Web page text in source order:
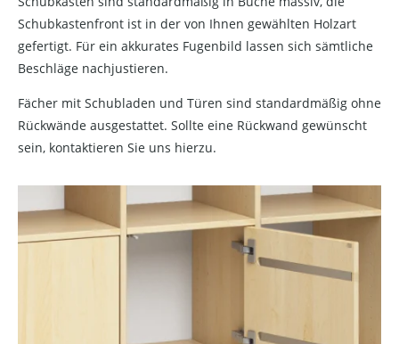
Schubkastenfront ist in der von Ihnen gewählten Holzart
gefertigt. Für ein akkurates Fugenbild lassen sich sämtliche
Beschläge nachjustieren.
Fächer mit Schubladen und Türen sind standardmäßig ohne
Rückwände ausgestattet. Sollte eine Rückwand gewünscht
sein, kontaktieren Sie uns hierzu.